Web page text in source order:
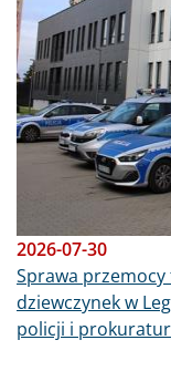
2026-07-30
Sprawa
dziewczynek w
policji i